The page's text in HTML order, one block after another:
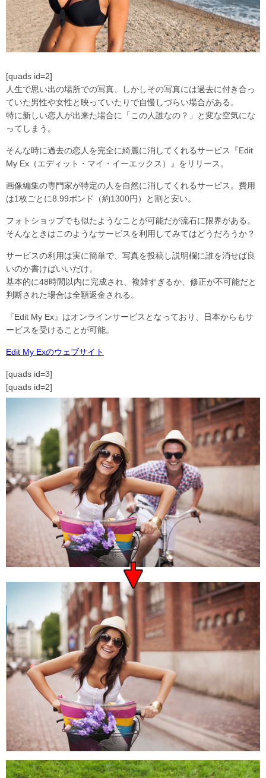
[quads id=2]
人生で思い出の場所での写真、しかしその写真には過去に付き合っ
ていた男性や女性と映っていたりで自慢しづらい場合がある。
特に新しい恋人が出来た場合に「この人誰なの？」と変な空気にな
ってしまう。
そんな時に過去の恋人を完全に綺麗に消してくれるサービス『Edit
My Ex（エディット・マイ・イーエックス）』をリリース。
画像編集の専門家が特定の人を自然に消してくれるサービス。費用
は1枚ごとに8.99ポンド（約1300円）と割と安い。
フォトショップでも似たようなことが可能だが流石に限界がある。
そんなときはこのようなサービスを利用してみてはどうだろうか？
サービスの利用は実に簡単で、写真を投稿し説明欄に誰を消せば良
いのか書けばいいだけ。
基本的に48時間以内に完成され、複雑すぎるか、修正が不可能だと
判断された場合は全額返金される。
『Edit My Ex』はオンラインサービスとなっており、日本からもサ
ービスを受けることが可能。
Edit My Exのウェブサイト
[quads id=3]
[quads id=2]